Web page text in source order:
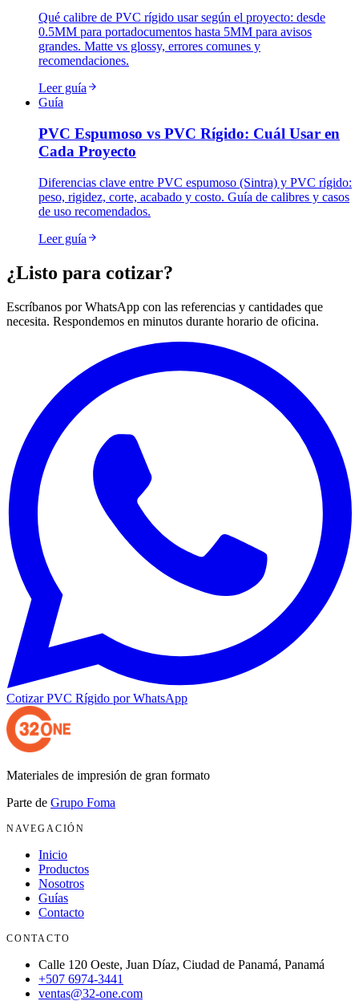
Qué calibre de PVC rígido usar según el proyecto: desde
0.5MM para portadocumentos hasta 5MM para avisos
grandes. Matte vs glossy, errores comunes y
recomendaciones.
Leer guía
Guía
PVC Espumoso vs PVC Rígido: Cuál Usar en
Cada Proyecto
Diferencias clave entre PVC espumoso (Sintra) y PVC rígido:
peso, rigidez, corte, acabado y costo. Guía de calibres y casos
de uso recomendados.
Leer guía
¿Listo para cotizar?
Escríbanos por WhatsApp con las referencias y cantidades que
necesita. Respondemos en minutos durante horario de oficina.
CotizarPVC Rígido por WhatsApp
Materiales de impresión de gran formato
Parte de Grupo Foma
NAVEGACIÓN
Inicio
Productos
Nosotros
Guías
Contacto
CONTACTO
Calle 120 Oeste, Juan Díaz, Ciudad de Panamá, Panamá
+507 6974-3441
ventas@32-one.com